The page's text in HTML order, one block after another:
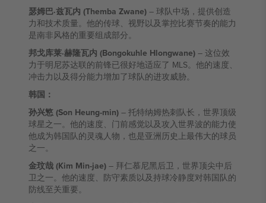
瑟姆巴·兹瓦内 (Themba Zwane) – 球队中场，提供创造
力和技术质量。他的传球、视野以及掌控比赛节奏的能力
是南非风格的重要组成部分。
邦戈库莱·赫隆瓦内 (Bongokuhle Hlongwane) – 这位效
力于明尼苏达联的前锋已很好地适应了 MLS。他的速度、
冲击力以及得分能力增加了球队的进攻威胁。
韩国：
孙兴慜 (Son Heung-min) – 托特纳姆热刺队长，世界顶级
球星之一。他的速度、门前感觉以及攻入世界波的能力使
他成为韩国队的灵魂人物，也是亚洲历史上最伟大的球员
之一。
金玟哉 (Kim Min-jae) – 拜仁慕尼黑后卫，世界顶尖中后
卫之一。他的速度、防守素质以及持球冷静度对韩国队的
防线至关重要。